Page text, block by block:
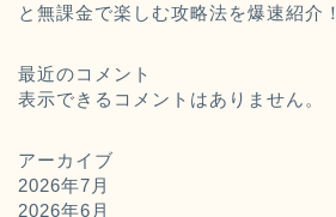
と無課金で楽しむ攻略法を爆速紹介！
最近のコメント
表示できるコメントはありません。
アーカイブ
2026年7月
2026年6月